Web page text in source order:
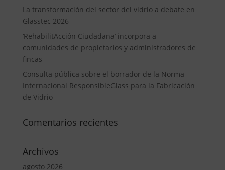
La transformación del sector del vidrio a debate en
Glasstec 2026
‘RehabilitAcción Ciudadana’ incorpora a
comunidades de propietarios y administradores de
fincas
Consulta pública sobre el borrador de la Norma
Internacional ResponsibleGlass para la Fabricación
de Vidrio
Comentarios recientes
Archivos
agosto 2026